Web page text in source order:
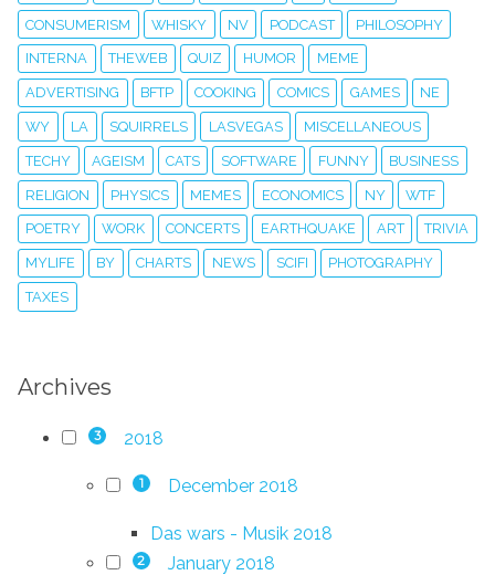
CONSUMERISM WHISKY NV PODCAST PHILOSOPHY
INTERNA THEWEB QUIZ HUMOR MEME
ADVERTISING BFTP COOKING COMICS GAMES NE
WY LA SQUIRRELS LASVEGAS MISCELLANEOUS
TECHY AGEISM CATS SOFTWARE FUNNY BUSINESS
RELIGION PHYSICS MEMES ECONOMICS NY WTF
POETRY WORK CONCERTS EARTHQUAKE ART TRIVIA
MYLIFE BY CHARTS NEWS SCIFI PHOTOGRAPHY
TAXES
Archives
3 2018
1 December 2018
Das wars - Musik 2018
2 January 2018